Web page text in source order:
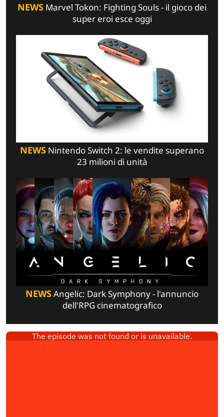
NEWS Marvel Tokon: Fighting Souls - il gioco dei
super eroi esce oggi
NEWS Nintendo Switch 2: le vendite superano
23 milioni di unità
NEWSAngelic: Dark Symphony - l'annuncio
dell'RPG cinematografico